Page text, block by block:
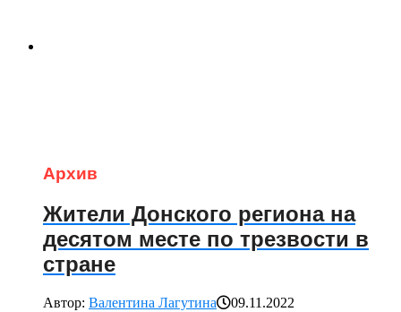
Архив
Жители Донского региона на
десятом месте по трезвости в
стране
Автор: Валентина Лагутина
09.11.2022